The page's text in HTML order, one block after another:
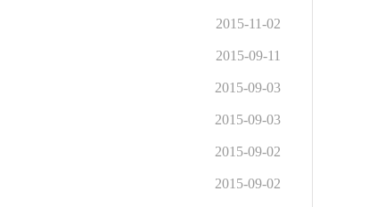
2015-11-02
2015-09-11
2015-09-03
2015-09-03
2015-09-02
2015-09-02